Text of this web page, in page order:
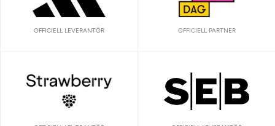
OFFICIELL LEVERANTÖR OFFICIELL PARTNER